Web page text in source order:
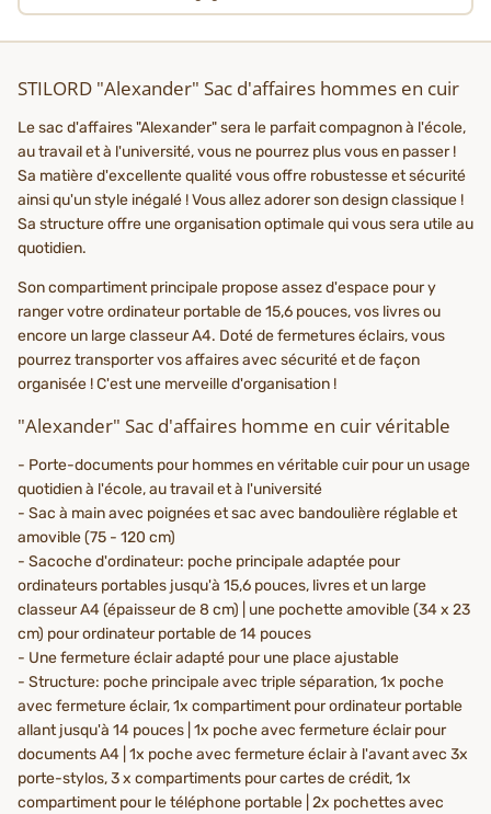
STILORD "Alexander" Sac d'affaires hommes en cuir
Le sac d'affaires "Alexander" sera le parfait compagnon à l'école,
au travail et à l'université, vous ne pourrez plus vous en passer !
Sa matière d'excellente qualité vous offre robustesse et sécurité
ainsi qu'un style inégalé ! Vous allez adorer son design classique !
Sa structure offre une organisation optimale qui vous sera utile au
quotidien.
Son compartiment principale propose assez d'espace pour y
ranger votre ordinateur portable de 15,6 pouces, vos livres ou
encore un large classeur A4. Doté de fermetures éclairs, vous
pourrez transporter vos affaires avec sécurité et de façon
organisée ! C'est une merveille d'organisation !
"Alexander" Sac d'affaires homme en cuir véritable
- Porte-documents pour hommes en véritable cuir pour un usage
quotidien à l'école, au travail et à l'université
- Sac à main avec poignées et sac avec bandoulière réglable et
amovible (75 - 120 cm)
- Sacoche d'ordinateur: poche principale adaptée pour
ordinateurs portables jusqu'à 15,6 pouces, livres et un large
classeur A4 (épaisseur de 8 cm) | une pochette amovible (34 x 23
cm) pour ordinateur portable de 14 pouces
- Une fermeture éclair adapté pour une place ajustable
- Structure: poche principale avec triple séparation, 1x poche
avec fermeture éclair, 1x compartiment pour ordinateur portable
allant jusqu'à 14 pouces | 1x poche avec fermeture éclair pour
documents A4 | 1x poche avec fermeture éclair à l'avant avec 3x
porte-stylos, 3 x compartiments pour cartes de crédit, 1x
compartiment pour le téléphone portable | 2x pochettes avec